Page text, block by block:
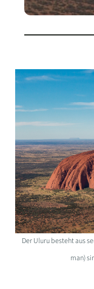
Der Uluru besteht aus
man)